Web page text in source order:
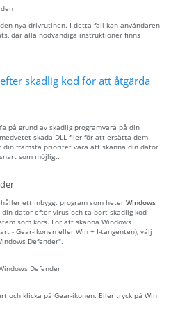
nya drivrutinen. I detta fall kan användaren
där alla nödvändiga instruktioner finns
skadlig kod för att åtgärda
på grund av skadlig programvara på din
skada DLL-filer för att ersätta dem
din främsta prioritet vara att skanna din dator
som möjligt.
ett inbyggt program som heter Windows
din dator efter virus och ta bort skadlig kod
som körs. För att skanna Windows
- Gear-ikonen eller Win + I-tangenten), välj
Defender".
Defender
och klicka på Gear-ikonen. Eller tryck på Win